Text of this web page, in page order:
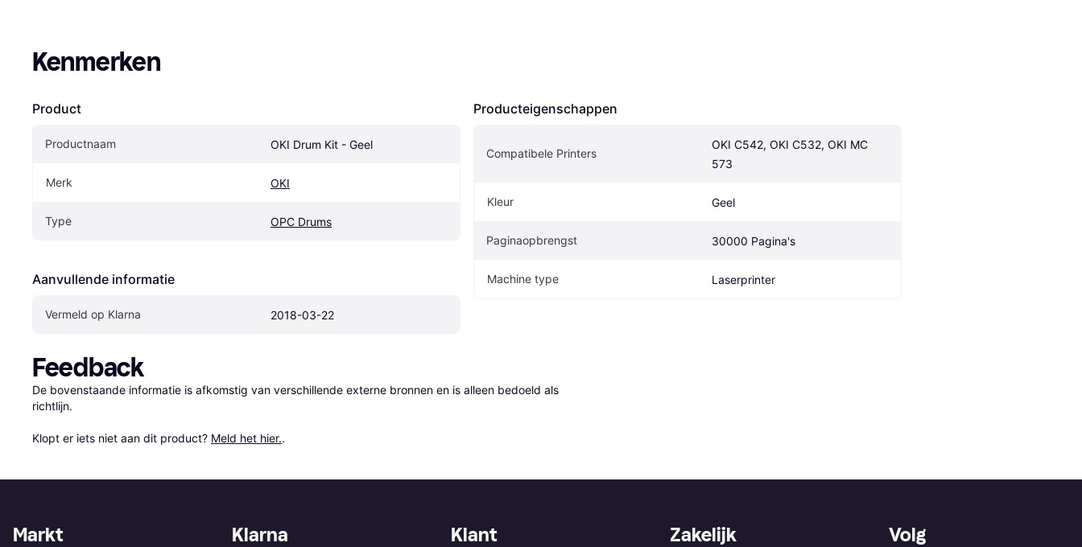
Kenmerken
Product
Productnaam OKI Drum Kit - Geel
Merk OKI
Type OPC Drums
Aanvullende informatie
Vermeld op Klarna 2018-03-22
Producteigenschappen
Compatibele Printers
OKI C542, OKI C532, OKI MC
573
Kleur Geel
Paginaopbrengst 30000 Pagina's
Machine type Laserprinter
Feedback
De bovenstaande informatie is afkomstig van verschillende externe bronnen en is alleen bedoeld als
richtlijn.
Klopt er iets niet aan dit product? Meld het hier..
Klarna Klant Zakelijk
Markt Volg